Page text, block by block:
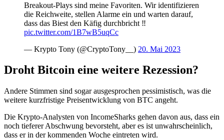
Breakout-Plays sind meine Favoriten. Wir identifizieren
die Reichweite, stellen Alarme ein und warten darauf,
dass das Biest den Käfig durchbricht ‼️
pic.twitter.com/1B7wB5uqCc
— Krypto Tony (@CryptoTony__) 20. Mai 2023
Droht Bitcoin eine weitere Rezession?
Andere Stimmen sind sogar ausgesprochen pessimistisch, was die
weitere kurzfristige Preisentwicklung von BTC angeht.
Die Krypto-Analysten von IncomeSharks gehen davon aus, dass ein
noch tieferer Abschwung bevorsteht, aber es ist unwahrscheinlich,
dass er in der kommenden Woche eintreten wird.